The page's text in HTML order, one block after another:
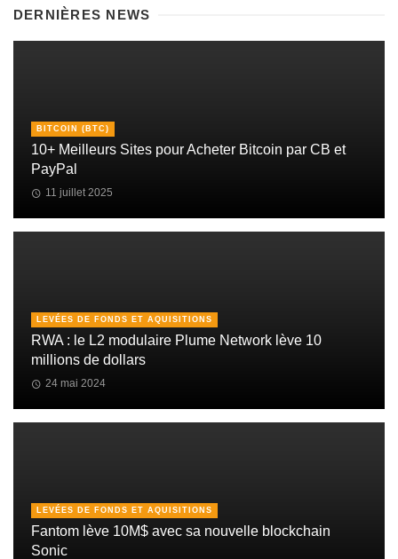
DERNIÈRES NEWS
BITCOIN (BTC)
10+ Meilleurs Sites pour Acheter Bitcoin par CB et
PayPal
11 juillet 2025
LEVÉES DE FONDS ET AQUISITIONS
RWA : le L2 modulaire Plume Network lève 10
millions de dollars
24 mai 2024
LEVÉES DE FONDS ET AQUISITIONS
Fantom lève 10M$ avec sa nouvelle blockchain
Sonic